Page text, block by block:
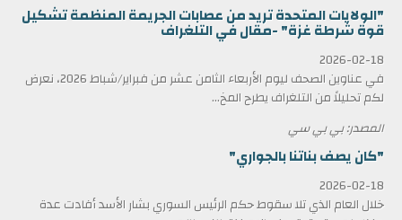
"الولايات المتحدة تريد من عصابات الجريمة المنظمة تشكيل
قوة شرطة غزة" -مقال في التلغراف
2026-02-18
في عناوين الصحف ليوم الأربعاء الثامن عشر من فبراير/شباط 2026، نعرض
لكم تحليلاً من التلغراف يطرح المخ...
المصدر: بي بي سي
"كان يصف بناتنا بالجواري"
2026-02-18
خلال العام الذي تلا سقوط حكم الرئيس السوري بشار الأسد أفادت عدة